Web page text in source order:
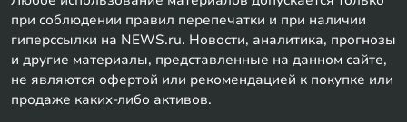
при соблюдении правил перепечатки и при наличии
гиперссылки на NEWS.ru. Новости, аналитика, прогнозы
и другие материалы, представленные на данном сайте,
не являются офертой или рекомендацией к покупке или
продаже каких-либо активов.